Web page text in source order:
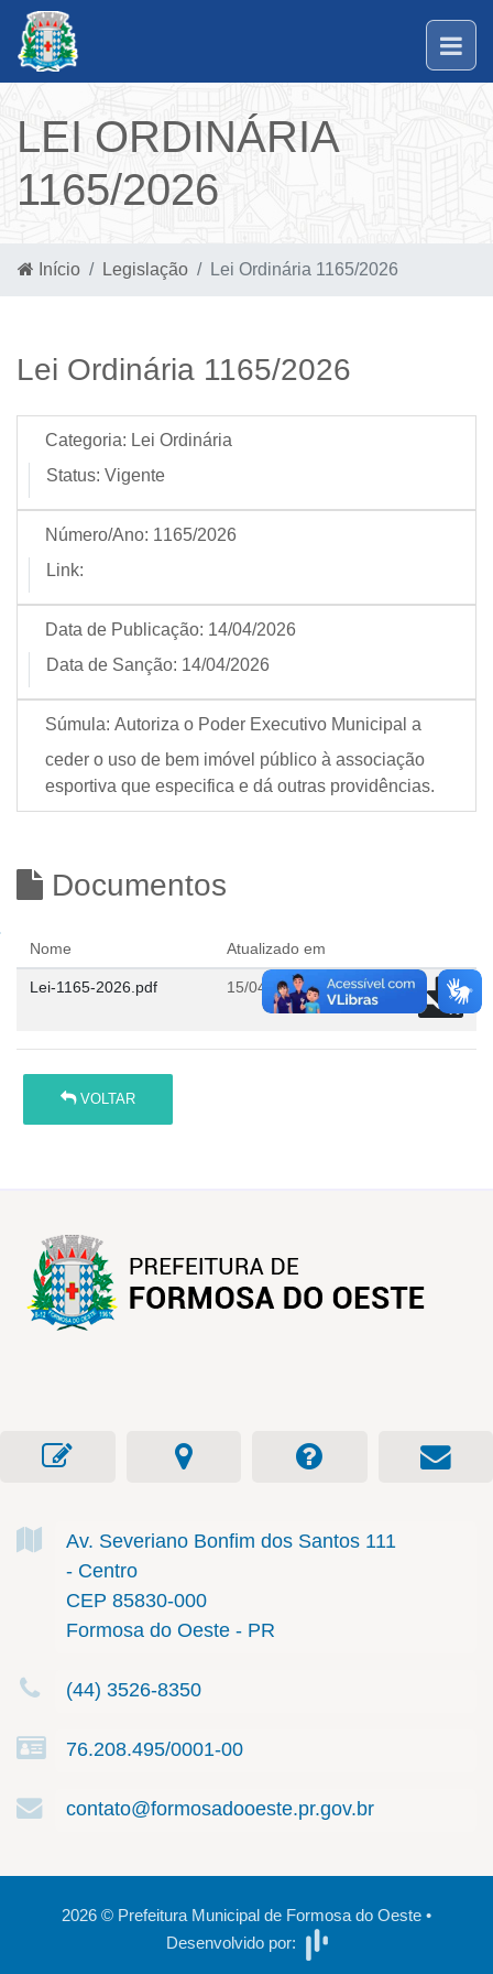
LEI ORDINÁRIA
1165/2026
Início Legislação Lei Ordinária 1165/2026
Lei Ordinária 1165/2026
Categoria: Lei Ordinária
Status: Vigente
Número/Ano: 1165/2026
Link:
Data de Publicação: 14/04/2026
Data de Sanção: 14/04/2026
Súmula: Autoriza o Poder Executivo Municipal a
ceder o uso de bem imóvel público à associação
esportiva que especifica e dá outras providências.
Documentos
Nome Atualizado em
Lei-1165-2026.pdf 15/04/2026 14:51
VOLTAR
Av. Severiano Bonfim dos Santos 111
- Centro
CEP 85830-000
Formosa do Oeste - PR
(44) 3526-8350
76.208.495/0001-00
contato@formosadooeste.pr.gov.br
2026 © Prefeitura Municipal de Formosa do Oeste •
Desenvolvido por: